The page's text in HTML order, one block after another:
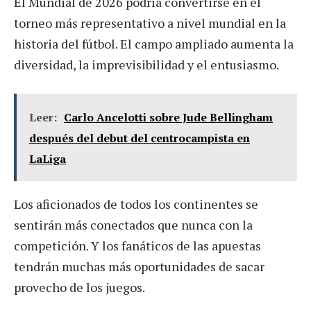
torneo más representativo a nivel mundial en la
historia del fútbol. El campo ampliado aumenta la
diversidad, la imprevisibilidad y el entusiasmo.
Leer: Carlo Ancelotti sobre Jude Bellingham
después del debut del centrocampista en
LaLiga
Los aficionados de todos los continentes se
sentirán más conectados que nunca con la
competición. Y los fanáticos de las apuestas
tendrán muchas más oportunidades de sacar
provecho de los juegos.